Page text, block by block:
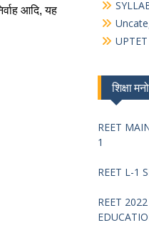
UPTET
शिक्षा
REET
1
REET L-1
REET